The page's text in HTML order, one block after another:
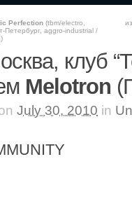
Perfection (tbm/electro,
Петербург, aggro-industrial /
клуб
Melotron
July 30, 2010 in